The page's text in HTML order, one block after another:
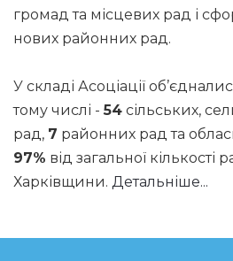
громад та місцевих рад і
нових районних рад.
У складі Асоціації
тому числі -54 сільських,
рад, 7 районних рад та
97% від загальної кількості
Харківщини. Детальніше...